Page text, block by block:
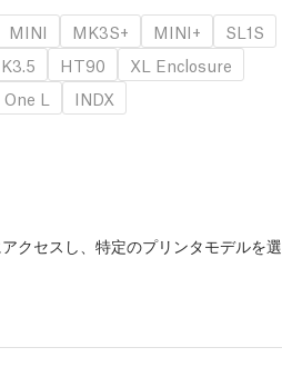
MINI MK3S+ MINI+
SL1S
HT90
XL Enclosure
L INDX
クセスし、特定のプリンタモデルを選